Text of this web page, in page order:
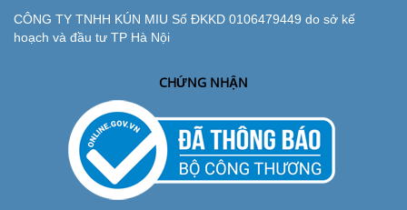
CÔNG TY TNHH KÚN MIU Số ĐKKD 0106479449 do sở kế
hoạch và đầu tư TP Hà Nội
CHỨNG NHẬN